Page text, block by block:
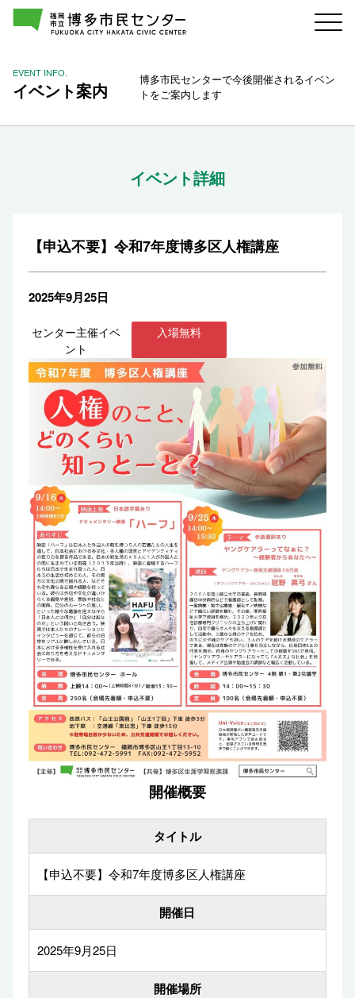
EVENT INFO.
イベント案内
博多市民センターで今後開催されるイベン
トをご案内します
イベント詳細
【申込不要】令和7年度博多区人権講座
2025年9月25日
センター主催イベ
ント
入場無料
開催概要
タイトル
【申込不要】令和7年度博多区人権講座
開催日
2025年9月25日
開催場所